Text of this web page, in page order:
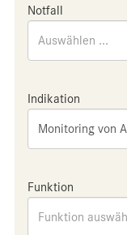
Notfall
Auswählen ...
Indikation
Monitoring von
Funktion
Funktion